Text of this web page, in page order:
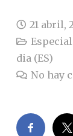
21 abril,
dia (ES)
No hay